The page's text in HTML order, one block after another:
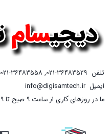
تلفن 021-36483529
,
021-36483558
ایمیلinfo@digisamtech.ir
ما در روزهای کاری از ساعت ۹ صبح تا ۱۹ پاسخگوی شما هستیم